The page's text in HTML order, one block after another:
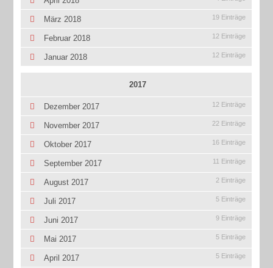
März 2018 19 Einträge
Februar 2018 12 Einträge
Januar 2018 12 Einträge
2017
Dezember 2017 12 Einträge
November 2017 22 Einträge
Oktober 2017 16 Einträge
September 2017 11 Einträge
August 2017 2 Einträge
Juli 2017 5 Einträge
Juni 2017 9 Einträge
Mai 2017 5 Einträge
April 2017 5 Einträge